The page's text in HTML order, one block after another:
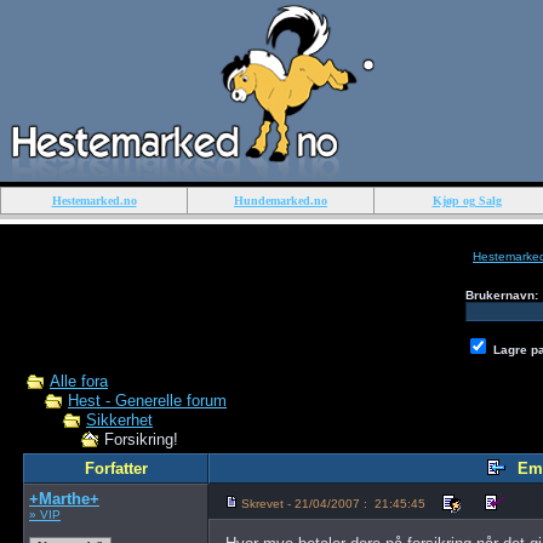
Hestemarked.no Hundemarked.no Kjøp og Salg
Brukernavn:
Lagre
Alle fora
Hest - Generelle forum
Sikkerhet
Forsikring!
Forfatter
+Marthe+
» VIP
Skrevet - 21/04/2007 : 21:45:45